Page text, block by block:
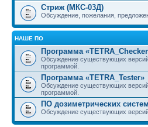
Стриж (МКС-03Д)
Обсуждение, пожелания,
НАШЕ ПО
Программа
Обсуждение существующих
программой.
Программа «TETRA_Tester»
Обсуждение существующих
программой.
ПО дозиметрических систем
Обсуждение существующих